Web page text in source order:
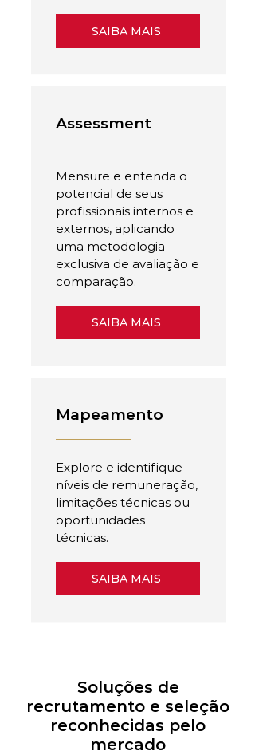
SAIBA MAIS
Assessment
Mensure e entenda o
potencial de seus
profissionais internos e
externos, aplicando
uma metodologia
exclusiva de avaliação e
comparação.
SAIBA MAIS
Mapeamento
Explore e identifique
níveis de remuneração,
limitações técnicas ou
oportunidades
técnicas.
SAIBA MAIS
Soluções de
recrutamento e seleção
reconhecidas pelo
mercado